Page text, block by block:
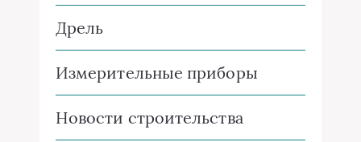
Дрель
Измерительные приборы
Новости строительства